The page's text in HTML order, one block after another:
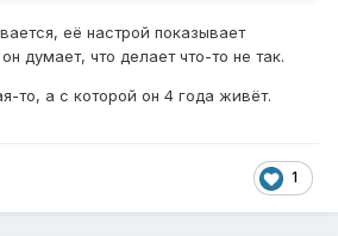
её настрой показывает
думает, что делает что-то не так.
то, а с которой он 4 года живёт.
1